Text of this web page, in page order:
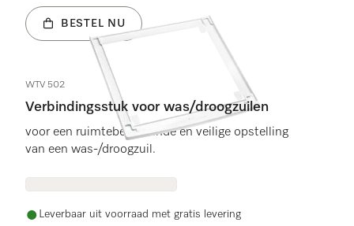
BESTEL NU
WTV 502
Verbindingsstuk voor was/droogzuilen
voor een ruimtebesparende en veilige opstelling
van een was-/droogzuil.
Leverbaar uit voorraad met gratis levering